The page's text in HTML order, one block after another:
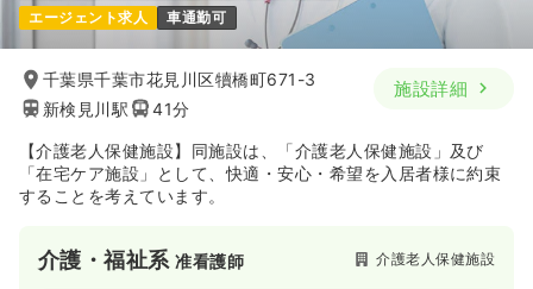
エージェント求人 車通勤可
千葉県千葉市花見川区犢橋町671-3
新検見川駅
41分
施設詳細
【介護老人保健施設】同施設は、「介護老人保健施設」及び
「在宅ケア施設」として、快適・安心・希望を入居者様に約束
することを考えています。
介護・福祉系准看護師 介護老人保健施設